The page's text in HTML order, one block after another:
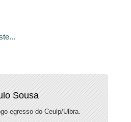
Sousa
egresso do Ceulp/Ulbra.